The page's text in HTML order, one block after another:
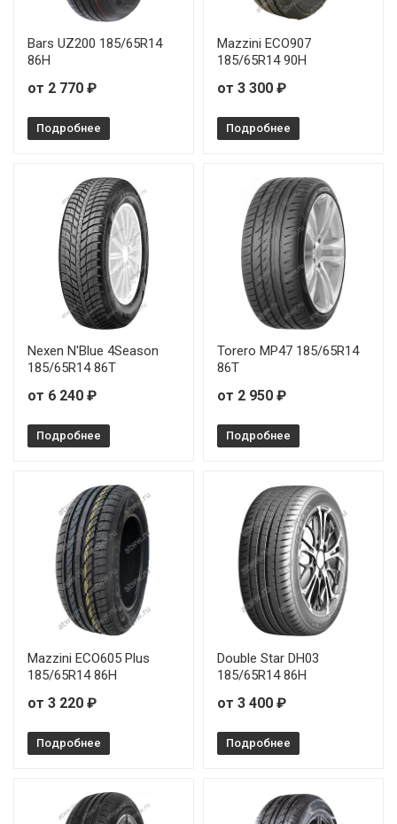
Bars UZ200 185/65R14
86H
от 2 770 ₽
Подробнее
Mazzini ECO907
185/65R14 90H
от 3 300 ₽
Подробнее
Nexen N'Blue 4Season
185/65R14 86T
от 6 240 ₽
Подробнее
Torero MP47 185/65R14
86T
от 2 950 ₽
Подробнее
Mazzini ECO605 Plus
185/65R14 86H
от 3 220 ₽
Подробнее
Double Star DH03
185/65R14 86H
от 3 400 ₽
Подробнее